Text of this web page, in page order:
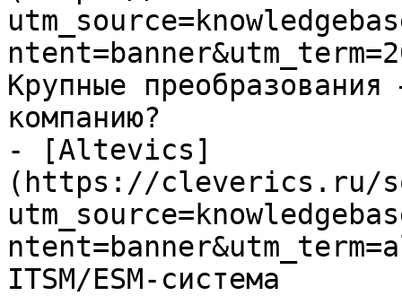
Крупные
компанию?
- [Altevics]
(https://cleverics.ru/
ITSM/ESM-система